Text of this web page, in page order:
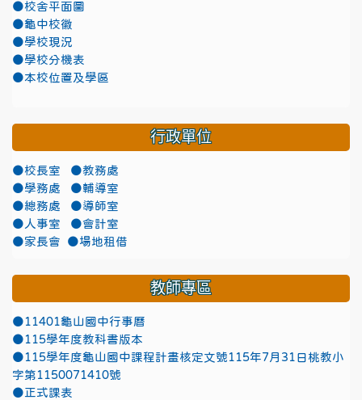
●校舍平面圖
●龜中校徽
●學校現況
●學校分機表
●本校位置及學區
行政單位
●校長室
●教務處
●學務處
●輔導室
●總務處
●導師室
●人事室
●會計室
●家長會
●場地租借
教師專區
●11401龜山國中行事曆
●115學年度教科書版本
●115學年度龜山國中課程計畫核定文號115年7月31日桃教小
字第1150071410號
●正式課表